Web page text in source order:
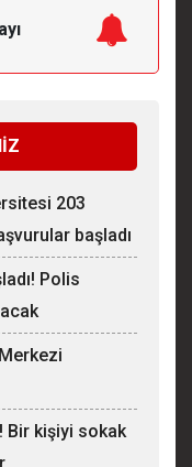
203
başladı
Polis
Bir kişiyi sokak